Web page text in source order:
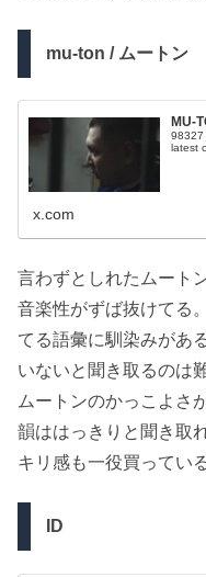
mu-ton / ムートン
MU-
98327
latest
x.com
言わずとしれたムート
音楽性がずば抜けてる
てる語彙に馴染みがあ
いないと聞き取るのは
ムートンのかっこよさ
韻ははっきりと聞き取
キリ感も一役買ってい
ID